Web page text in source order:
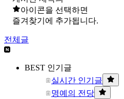
아이콘을 선택하면
즐겨찾기에 추가됩니다.
전체글
BEST 인기글
실시간 인기글
명예의 전당